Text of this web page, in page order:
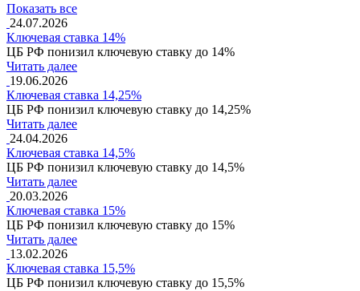
Показать все
24.07.2026
Ключевая ставка 14%
ЦБ РФ понизил ключевую ставку до 14%
Читать далее
19.06.2026
Ключевая ставка 14,25%
ЦБ РФ понизил ключевую ставку до 14,25%
Читать далее
24.04.2026
Ключевая ставка 14,5%
ЦБ РФ понизил ключевую ставку до 14,5%
Читать далее
20.03.2026
Ключевая ставка 15%
ЦБ РФ понизил ключевую ставку до 15%
Читать далее
13.02.2026
Ключевая ставка 15,5%
ЦБ РФ понизил ключевую ставку до 15,5%